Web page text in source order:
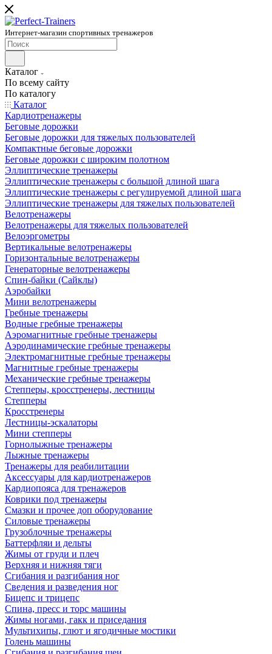
Интернет-магазин спортивных тренажеров
Каталог
По всему сайту
По каталогу
Каталог
Кардиотренажеры
Беговые дорожки
Беговые дорожки для тяжелых пользователей
Компактные беговые дорожки
Беговые дорожки с широким полотном
Эллиптические тренажеры
Эллиптические тренажеры с большой длиной шага
Эллиптические тренажеры с регулируемой длиной шага
Эллиптические тренажеры для тяжелых пользователей
Велотренажеры
Велотренажеры для тяжелых пользователей
Велоэргометры
Вертикальные велотренажеры
Горизонтальные велотренажеры
Генераторные велотренажеры
Спин-байки (Сайклы)
Аэробайки
Мини велотренажеры
Гребные тренажеры
Водные гребные тренажеры
Аэромагнитные гребные тренажеры
Аэродинамические гребные тренажеры
Электромагнитные гребные тренажеры
Магнитные гребные тренажеры
Механические гребные тренажеры
Степперы, кросстренеры, лестницы
Степперы
Кросстренеры
Лестницы-эскалаторы
Мини степперы
Горнолыжные тренажеры
Лыжные тренажеры
Тренажеры для реабилитации
Аксессуары для кардиотренажеров
Кардиопояса для тренажеров
Коврики под тренажеры
Смазки и прочее доп оборудование
Силовые тренажеры
Грузоблочные тренажеры
Баттерфляи и дельты
Жимы от груди и плеч
Верхняя и нижняя тяги
Сгибания и разгибания ног
Сведения и разведения ног
Бицепс и трицепс
Спина, пресс и торс машины
Жимы ногами, гакк и приседания
Мультихипы, глют и ягодичные мостики
Голень машины